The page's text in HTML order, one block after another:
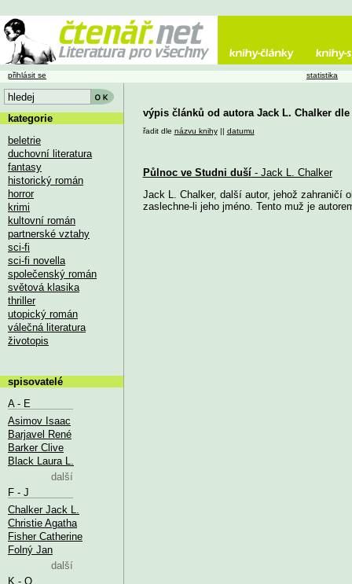
výpis článků od autora Jack L. Chalker
řadit dle názvu knihy|| datumu
Půlnoc ve Studni duší- Jack L. Chalker
Jack L. Chalker, další autor, jehož zahraničí
zaslechne-li jeho jméno. Tento muž je
přihlásit se statistika
kategorie
beletrie
duchovní literatura
fantasy
historický román
horror
krimi
kultovní román
partnerské vztahy
sci-fi
sci-fi novella
společenský román
světová klasika
thriller
utopický román
válečná literatura
životopis
spisovatelé
A - E
Asimov Isaac
Barjavel René
Barker Clive
Black Laura L.
další
F - J
Chalker Jack L.
Christie Agatha
Fisher Catherine
Folný Jan
další
K - O